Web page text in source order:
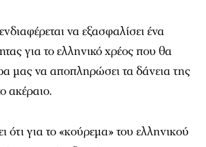
να εξασφαλίσει ένα
για το ελληνικό χρέος που θα
μας να αποπληρώσει τα δάνεια της
ακέραιο.
ότι για το «κούρεμα» του ελληνικού